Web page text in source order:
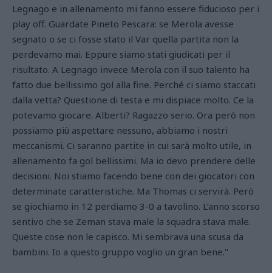
Legnago e in allenamento mi fanno essere fiducioso per i
play off. Guardate Pineto Pescara: se Merola avesse
segnato o se ci fosse stato il Var quella partita non la
perdevamo mai. Eppure siamo stati giudicati per il
risultato. A Legnago invece Merola con il suo talento ha
fatto due bellissimo gol alla fine. Perché ci siamo staccati
dalla vetta? Questione di testa e mi dispiace molto. Ce la
potevamo giocare. Alberti? Ragazzo serio. Ora però non
possiamo più aspettare nessuno, abbiamo i nostri
meccanismi. Ci saranno partite in cui sarà molto utile, in
allenamento fa gol bellissimi. Ma io devo prendere delle
decisioni. Noi stiamo facendo bene con dei giocatori con
determinate caratteristiche. Ma Thomas ci servirà. Però
se giochiamo in 12 perdiamo 3-0 a tavolino. L’anno scorso
sentivo che se Zeman stava male la squadra stava male.
Queste cose non le capisco. Mi sembrava una scusa da
bambini. Io a questo gruppo voglio un gran bene."